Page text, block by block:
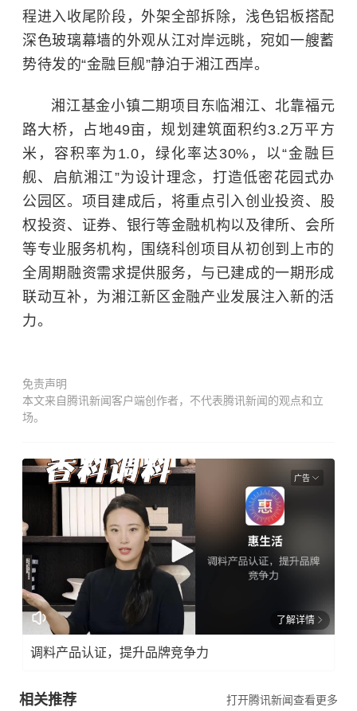
程进入收尾阶段，外架全部拆除，浅色铝板搭配
深色玻璃幕墙的外观从江对岸远眺，宛如一艘蓄
势待发的“金融巨舰”静泊于湘江西岸。
湘江基金小镇二期项目东临湘江、北靠福元
路大桥 ，占地49亩，规划建筑面积约3.2万平方
米，容积率为1.0，绿化率达30%，以“金融巨
舰、启航湘江”为设计理念，打造低密花园式办
公园区。项目建成后，将重点引入创业投资、 股
权投资、证券、银行等金融机构以及律所、会所
等专业服务机构，围绕科创项目从初创到上市的
全周期融资需求提供服务，与已建成的一期形成
联动互补，为湘江新区金融产业发展注入新的活
力。
免责声明
本文来自腾讯新闻客户端创作者，不代表腾讯新闻的观点和立
场。
广告
了解详情
调料产品认证，提升品牌竞争力
相关推荐 打开腾讯新闻查看更多